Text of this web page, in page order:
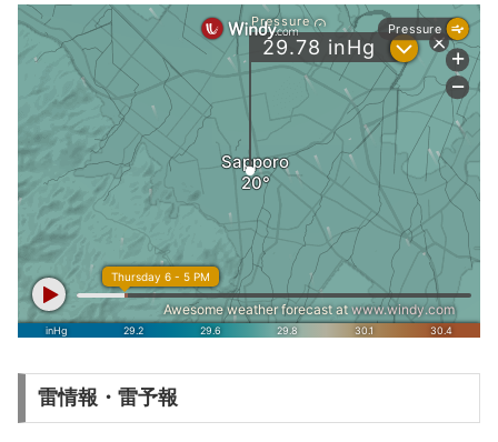
雷情報・雷予報